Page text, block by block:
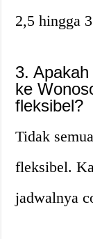
2,5 hingga
3.
ke
fleksibel?
Tidak
fleksibel.
jadwalnya